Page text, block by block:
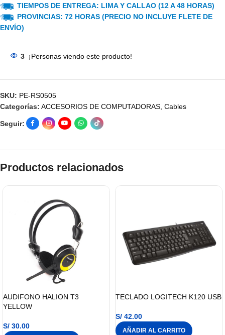
TIEMPOS DE ENTREGA: LIMA Y CALLAO (12 A 48 HORAS)
PROVINCIAS: 72 HORAS (PRECIO NO INCLUYE FLETE DE
ENVÍO)
3 ¡Personas viendo este producto!
SKU: PE-RS0505
Categorías: ACCESORIOS DE COMPUTADORAS, Cables
Seguir:
Productos relacionados
AUDIFONO HALION T3
YELLOW
S/ 30.00
TECLADO LOGITECH K120 USB
S/ 42.00
AÑADIR AL CARRITO